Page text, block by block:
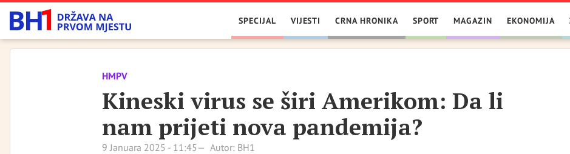
SPECIJAL VIJESTI CRNA HRONIKA SPORT MAGAZIN EKONOMIJA
HMPV
Kineski virus se širi Amerikom: Da li
nam prijeti nova pandemija?
9 Januara 2025 - 11:45 Autor: BH1